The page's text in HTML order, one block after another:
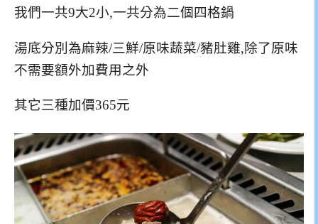
我們一共9大2小,一共分為二個四格鍋
湯底分別為麻辣/三鮮/原味蔬菜/豬肚雞,除了原味
不需要額外加費用之外
其它三種加價365元